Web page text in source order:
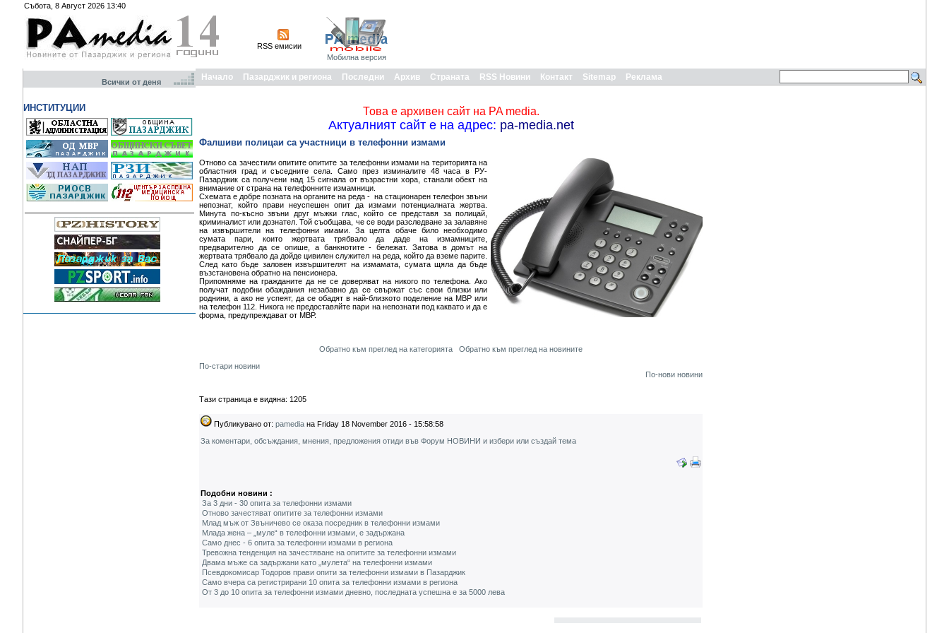
Събота, 8 Август 2026 13:40
RSS емисии
Мобилна версия
Всички от деня
ИНСТИТУЦИИ
Начало Пазарджик и региона Последни Архив Страната RSS Новини Контакт Sitemap Реклама
Това е архивен сайт на PA media.
Актуалният сайт е на адрес: pa-media.net
Фалшиви полицаи са участници в телефонни измами
Отново са зачестили опитите опитите за телефонни измами на територията на
областния град и съседните села. Само през изминалите 48 часа в РУ-
Пазарджик са получени над 15 сигнала от възрастни хора, станали обект на
внимание от страна на телефонните измамници.
Схемата е добре позната на органите на реда - на стационарен телефон звъни
непознат, който прави неуспешен опит да измами потенциалната жертва.
Минута по-късно звъни друг мъжки глас, който се представя за полицай,
криминалист или дознател. Той съобщава, че се води разследване за залавяне
на извършители на телефонни имами. За целта обаче било необходимо
сумата пари, които жертвата трябвало да даде на измамниците,
предварително да се опише, а банкнотите - бележат. Затова в домът на
жертвата трябвало да дойде цивилен служител на реда, който да вземе парите.
След като бъде заловен извършителят на измамата, сумата щяла да бъде
възстановена обратно на пенсионера.
Припомняме на гражданите да не се доверяват на никого по телефона. Ако
получат подобни обаждания незабавно да се свържат със свои близки или
роднини, а ако не успеят, да се обадят в най-близкото поделение на МВР или
на телефон 112. Никога не предоставяйте пари на непознати под каквато и да е
форма, предупреждават от МВР.
Обратно към преглед на категорията
Обратно към преглед на новините
По-стари новини
По-нови новини
Тази страница е видяна: 1205
Публикувано от: pamedia на Friday 18 November 2016 - 15:58:58
За коментари, обсъждания, мнения, предложения отиди във Форум НОВИНИ и избери или създай тема
Подобни новини :
За 3 дни - 30 опита за телефонни измами
Отново зачестяват опитите за телефонни измами
Млад мъж от Звъничево се оказа посредник в телефонни измами
Млада жена – „муле“ в телефонни измами, е задържана
Само днес - 6 опита за телефонни измами в региона
Тревожна тенденция на зачестяване на опитите за телефонни измами
Двама мъже са задържани като „мулета“ на телефонни измами
Псевдокомисар Тодоров прави опити за телефонни измами в Пазарджик
Само вчера са регистрирани 10 опита за телефонни измами в региона
От 3 до 10 опита за телефонни измами дневно, последната успешна е за 5000 лева